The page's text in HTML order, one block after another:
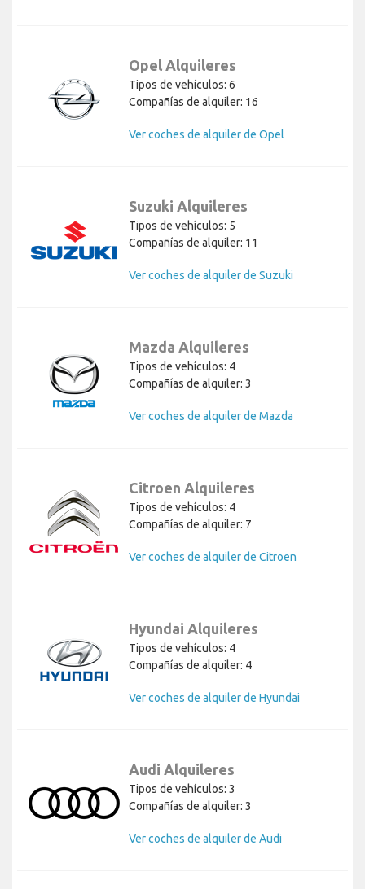
Opel Alquileres
Tipos de vehículos: 6
Compañías de alquiler: 16
Ver coches de alquiler de Opel
Suzuki Alquileres
Tipos de vehículos: 5
Compañías de alquiler: 11
Ver coches de alquiler de Suzuki
Mazda Alquileres
Tipos de vehículos: 4
Compañías de alquiler: 3
Ver coches de alquiler de Mazda
Citroen Alquileres
Tipos de vehículos: 4
Compañías de alquiler: 7
Ver coches de alquiler de Citroen
Hyundai Alquileres
Tipos de vehículos: 4
Compañías de alquiler: 4
Ver coches de alquiler de Hyundai
Audi Alquileres
Tipos de vehículos: 3
Compañías de alquiler: 3
Ver coches de alquiler de Audi